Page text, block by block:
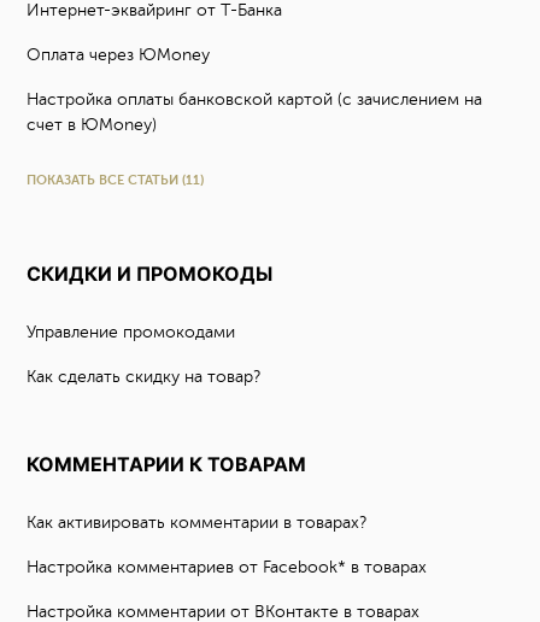
Интернет-эквайринг от Т-Банка
Оплата через ЮMoney
Настройка оплаты банковской картой (с зачислением на
счет в ЮMoney)
ПОКАЗАТЬ ВСЕ СТАТЬИ (11)
СКИДКИ И ПРОМОКОДЫ
Управление промокодами
Как сделать скидку на товар?
КОММЕНТАРИИ К ТОВАРАМ
Как активировать комментарии в товарах?
Настройка комментариев от Facebook* в товарах
Настройка комментарии от ВКонтакте в товарах